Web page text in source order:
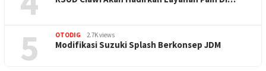
5 OTODIG 2.7K views
Modifikasi Suzuki Splash Berkonsep JDM